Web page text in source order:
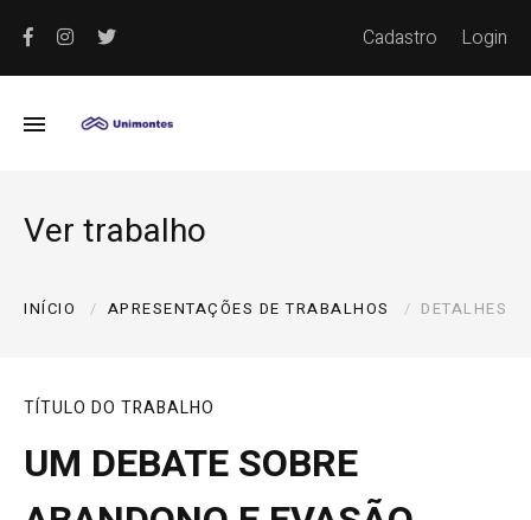
Cadastro Login
Ver trabalho
INÍCIO APRESENTAÇÕES DE TRABALHOS DETALHES
TÍTULO DO TRABALHO
UM DEBATE SOBRE